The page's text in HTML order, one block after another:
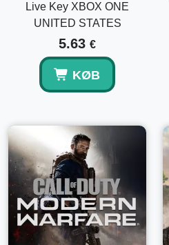
Live Key XBOX ONE
UNITED STATES
5.63 €
KØB